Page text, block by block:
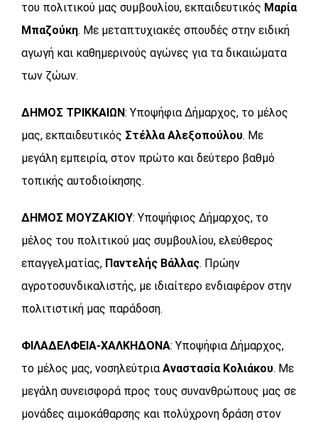
του πολιτικού μας συμβουλίου, εκπαιδευτικός Μαρία
Μπαζούκη. Με μεταπτυχιακές σπουδές στην ειδική
αγωγή και καθημερινούς αγώνες για τα δικαιώματα
των ζώων.
ΔΗΜΟΣ ΤΡΙΚΚΑΙΩΝ: Υποψήφια Δήμαρχος, το μέλος
μας, εκπαιδευτικός Στέλλα Αλεξοπούλου. Με
μεγάλη εμπειρία, στον πρώτο και δεύτερο βαθμό
τοπικής αυτοδιοίκησης.
ΔΗΜΟΣ ΜΟΥΖΑΚΙΟΥ: Υποψήφιος Δήμαρχος, το
μέλος του πολιτικού μας συμβουλίου, ελεύθερος
επαγγελματίας, Παντελής Βάλλας. Πρώην
αγροτοσυνδικαλιστής, με ιδιαίτερο ενδιαφέρον στην
πολιτιστική μας παράδοση.
ΦΙΛΑΔΕΛΦΕΙΑ-ΧΑΛΚΗΔΟΝΑ: Υποψήφια Δήμαρχος,
το μέλος μας, νοσηλεύτριαΑναστασία Κολιάκου. Με
μεγάλη συνεισφορά προς τους συνανθρώπους μας σε
μονάδες αιμοκάθαρσης και πολύχρονη δράση στον